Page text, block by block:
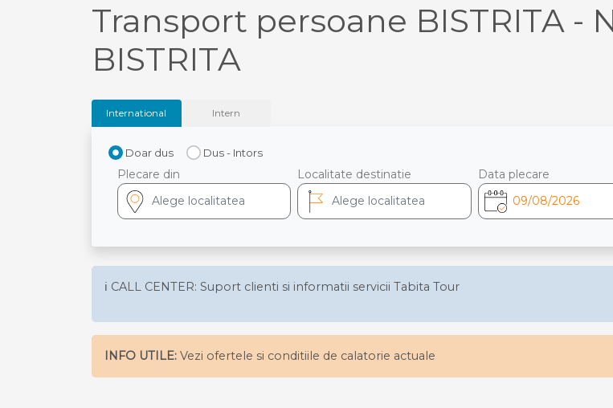
Transport persoane BISTRITA -
BISTRITA
International Intern
Doar dus Dus - Intors
Plecare din Localitate destinatie Data plecare
ℹ️ CALL CENTER: Suport clienti si informatii servicii Tabita Tour
INFO UTILE: Vezi ofertele si conditiile de calatorie actuale